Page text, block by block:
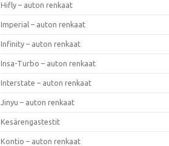
Hifly – auton renkaat
Imperial – auton renkaat
Infinity – auton renkaat
Insa-Turbo – auton renkaat
Interstate – auton renkaat
Jinyu – auton renkaat
Kesärengastestit
Kontio – auton renkaat